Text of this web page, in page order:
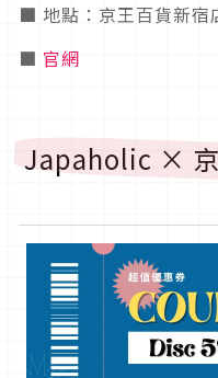
■ 地點：京王百貨新宿
■ 官網
Japaholic × 京